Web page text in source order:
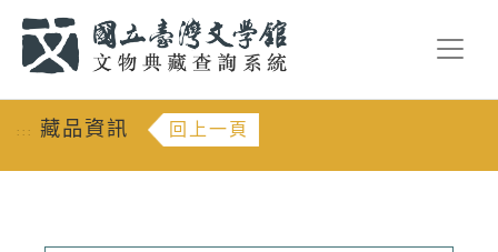
::: 藏品資訊 回上一頁